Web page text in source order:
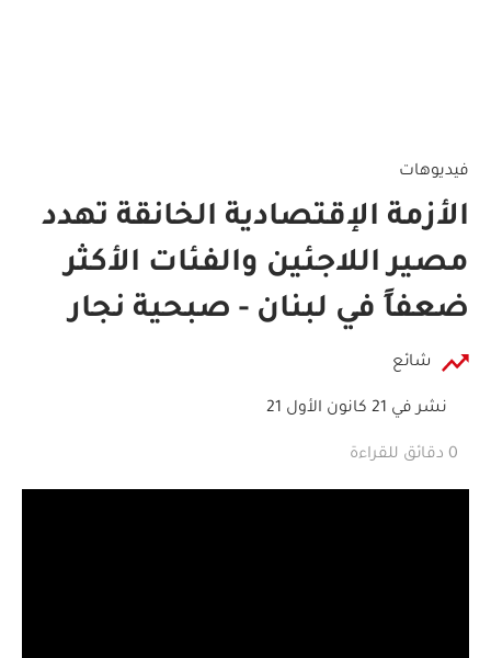
فيديوهات
الأزمة الإقتصادية الخانقة تهدد
مصير اللاجئين والفئات الأكثر
ضعفاً في لبنان - صبحية نجار
شائع
نشر في 21 كانون الأول 21
0 دقائق للقراءة